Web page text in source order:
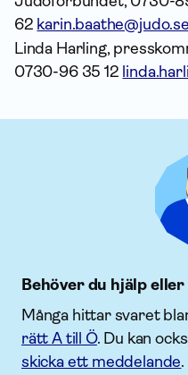
62 karin.baathe@judo.se
Linda Harling,
0730-96 35 12
Behöver du hjälp
Många hittar svaret
rätt A till Ö. Du kan
skicka ett meddelande.